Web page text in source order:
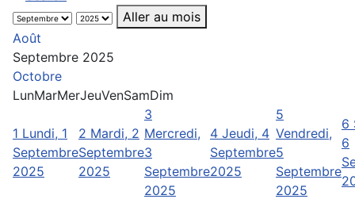
Aller au mois
Août
Septembre 2025
Octobre
LunMarMerJeuVenSamDim
1 Lundi, 1
Septembre
2025
2 Mardi, 2
Septembre
2025
3
Mercredi,
3
Septembre
2025
4 Jeudi, 4
Septembre
2025
5
Vendredi,
5
Septembre
2025
6
6